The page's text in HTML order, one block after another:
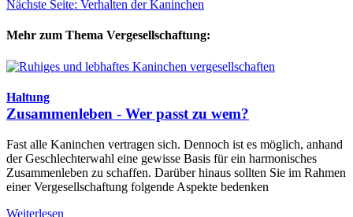
Nächste Seite: Verhalten der Kaninchen
Mehr zum Thema Vergesellschaftung:
Haltung
Zusammenleben - Wer passt zu wem?
Fast alle Kaninchen vertragen sich. Dennoch ist es möglich, anhand
der Geschlechterwahl eine gewisse Basis für ein harmonisches
Zusammenleben zu schaffen. Darüber hinaus sollten Sie im Rahmen
einer Vergesellschaftung folgende Aspekte bedenken
Weiterlesen